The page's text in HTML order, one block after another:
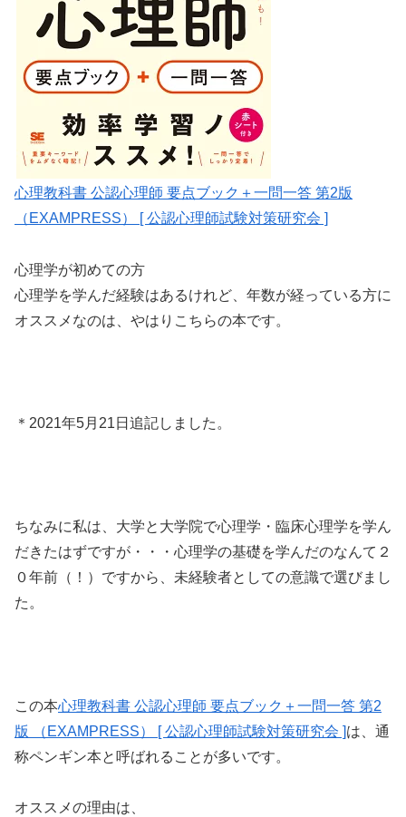
心理教科書 公認心理師 要点ブック＋一問一答 第2版
（EXAMPRESS） [ 公認心理師試験対策研究会 ]
心理学が初めての方
心理学を学んだ経験はあるけれど、年数が経っている方に
オススメなのは、やはりこちらの本です。
＊2021年5月21日追記しました。
ちなみに私は、大学と大学院で心理学・臨床心理学を学ん
だきたはずですが・・・心理学の基礎を学んだのなんて２
０年前（！）ですから、未経験者としての意識で選びまし
た。
この本心理教科書 公認心理師 要点ブック＋一問一答 第2
版 （EXAMPRESS） [ 公認心理師試験対策研究会 ]は、通
称ペンギン本と呼ばれることが多いです。
オススメの理由は、